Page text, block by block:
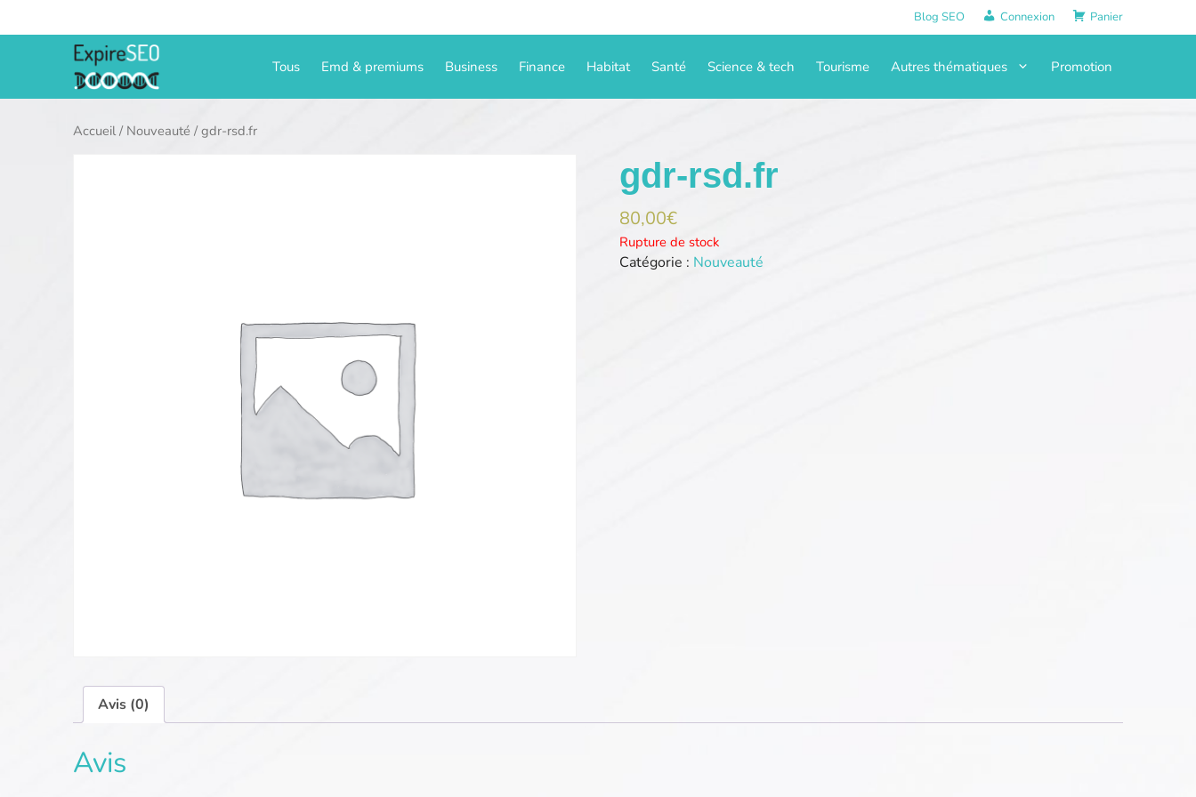
au
Blog SEO Connexion Panier
Tous Emd & premiums Business Finance Habitat Santé Science & tech Tourisme Autres thématiques Promotion
Accueil/ Nouveauté / gdr-rsd.fr
gdr-rsd.fr
80,00€
Rupture de stock
Catégorie : Nouveauté
Avis (0)
Avis